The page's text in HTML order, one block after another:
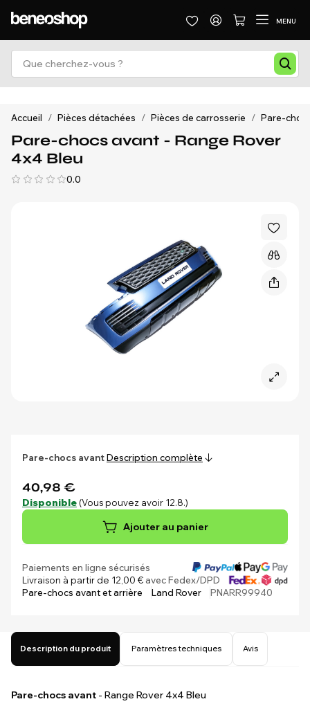
MENU
Accueil / Pièces détachées / Pièces de carrosserie / Pare-
Pare-chocs avant - Range Rover
4x4 Bleu
0.0
Pare-chocs avantDescription complète
40,98 €
Disponible (Vous pouvez avoir 12.8.)
Ajouter au panier
Paiements en ligne sécurisés
Livraison à partir de 12,00 €avec Fedex/DPD
Pare-chocs avant et arrière
Land Rover PNARR99940
Description du produit Paramètres techniques Avis
Pare-chocs avant - Range Rover 4x4 Bleu